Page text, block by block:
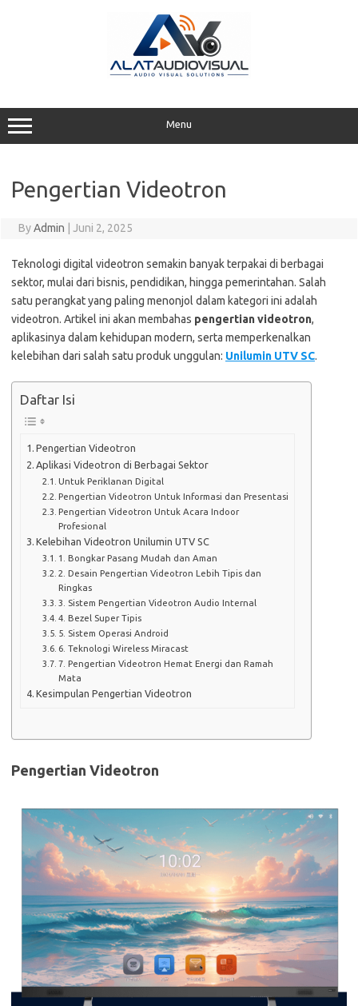
Menu
Pengertian Videotron
ByAdmin Juni 2, 2025
Teknologi digital videotron semakin banyak terpakai di berbagai
sektor, mulai dari bisnis, pendidikan, hingga pemerintahan. Salah
satu perangkat yang paling menonjol dalam kategori ini adalah
videotron. Artikel ini akan membahas pengertian videotron,
aplikasinya dalam kehidupan modern, serta memperkenalkan
kelebihan dari salah satu produk unggulan: Unilumin UTV SC.
Daftar Isi
Pengertian Videotron
Aplikasi Videotron di Berbagai Sektor
Untuk Periklanan Digital
Pengertian Videotron Untuk Informasi dan Presentasi
Pengertian Videotron Untuk Acara Indoor
Profesional
Kelebihan Videotron Unilumin UTV SC
1. Bongkar Pasang Mudah dan Aman
2. Desain Pengertian Videotron Lebih Tipis dan
Ringkas
3. Sistem Pengertian Videotron Audio Internal
4. Bezel Super Tipis
5. Sistem Operasi Android
6. Teknologi Wireless Miracast
7. Pengertian Videotron Hemat Energi dan Ramah
Mata
Kesimpulan Pengertian Videotron
Pengertian Videotron